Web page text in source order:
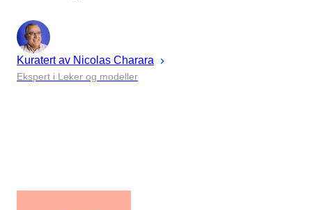
Kuratert av Nicolas Charara
Ekspert i Leker og modeller